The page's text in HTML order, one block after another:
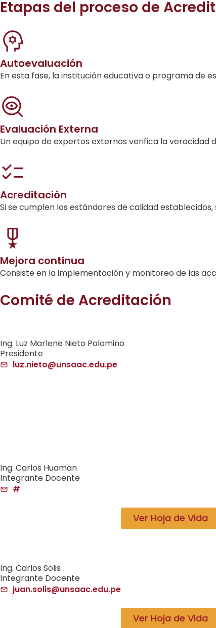
Etapas del proceso de
Autoevaluación
En esta fase, la institución educativa o programa de
Evaluación Externa
Un equipo de expertos externos verifica la
Acreditación
Si se cumplen los estándares de calidad
Mejora continua
Consiste en la implementación y monitoreo de las
Comité de Acreditación
Ing. Luz Marlene Nieto Palomino
Presidente
luz.nieto@unsaac.edu.pe
Ing. Carlos Huaman
Integrante Docente
#
Ver Hoja de Vida
Ing. Carlos Solis
Integrante Docente
juan.solis@unsaac.edu.pe
Ver Hoja de Vida